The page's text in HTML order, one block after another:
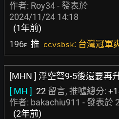
作者: Roy34- 發表於
2024/11/24 14:18
(1年前)
196F 推 ccvsbsk: 台灣冠軍
[MHN ] 浮空弩9-5後還要再
[ MH ] 22 留言, 推噓總分:
作者: bakachiu911 - 發表於
(2年前)